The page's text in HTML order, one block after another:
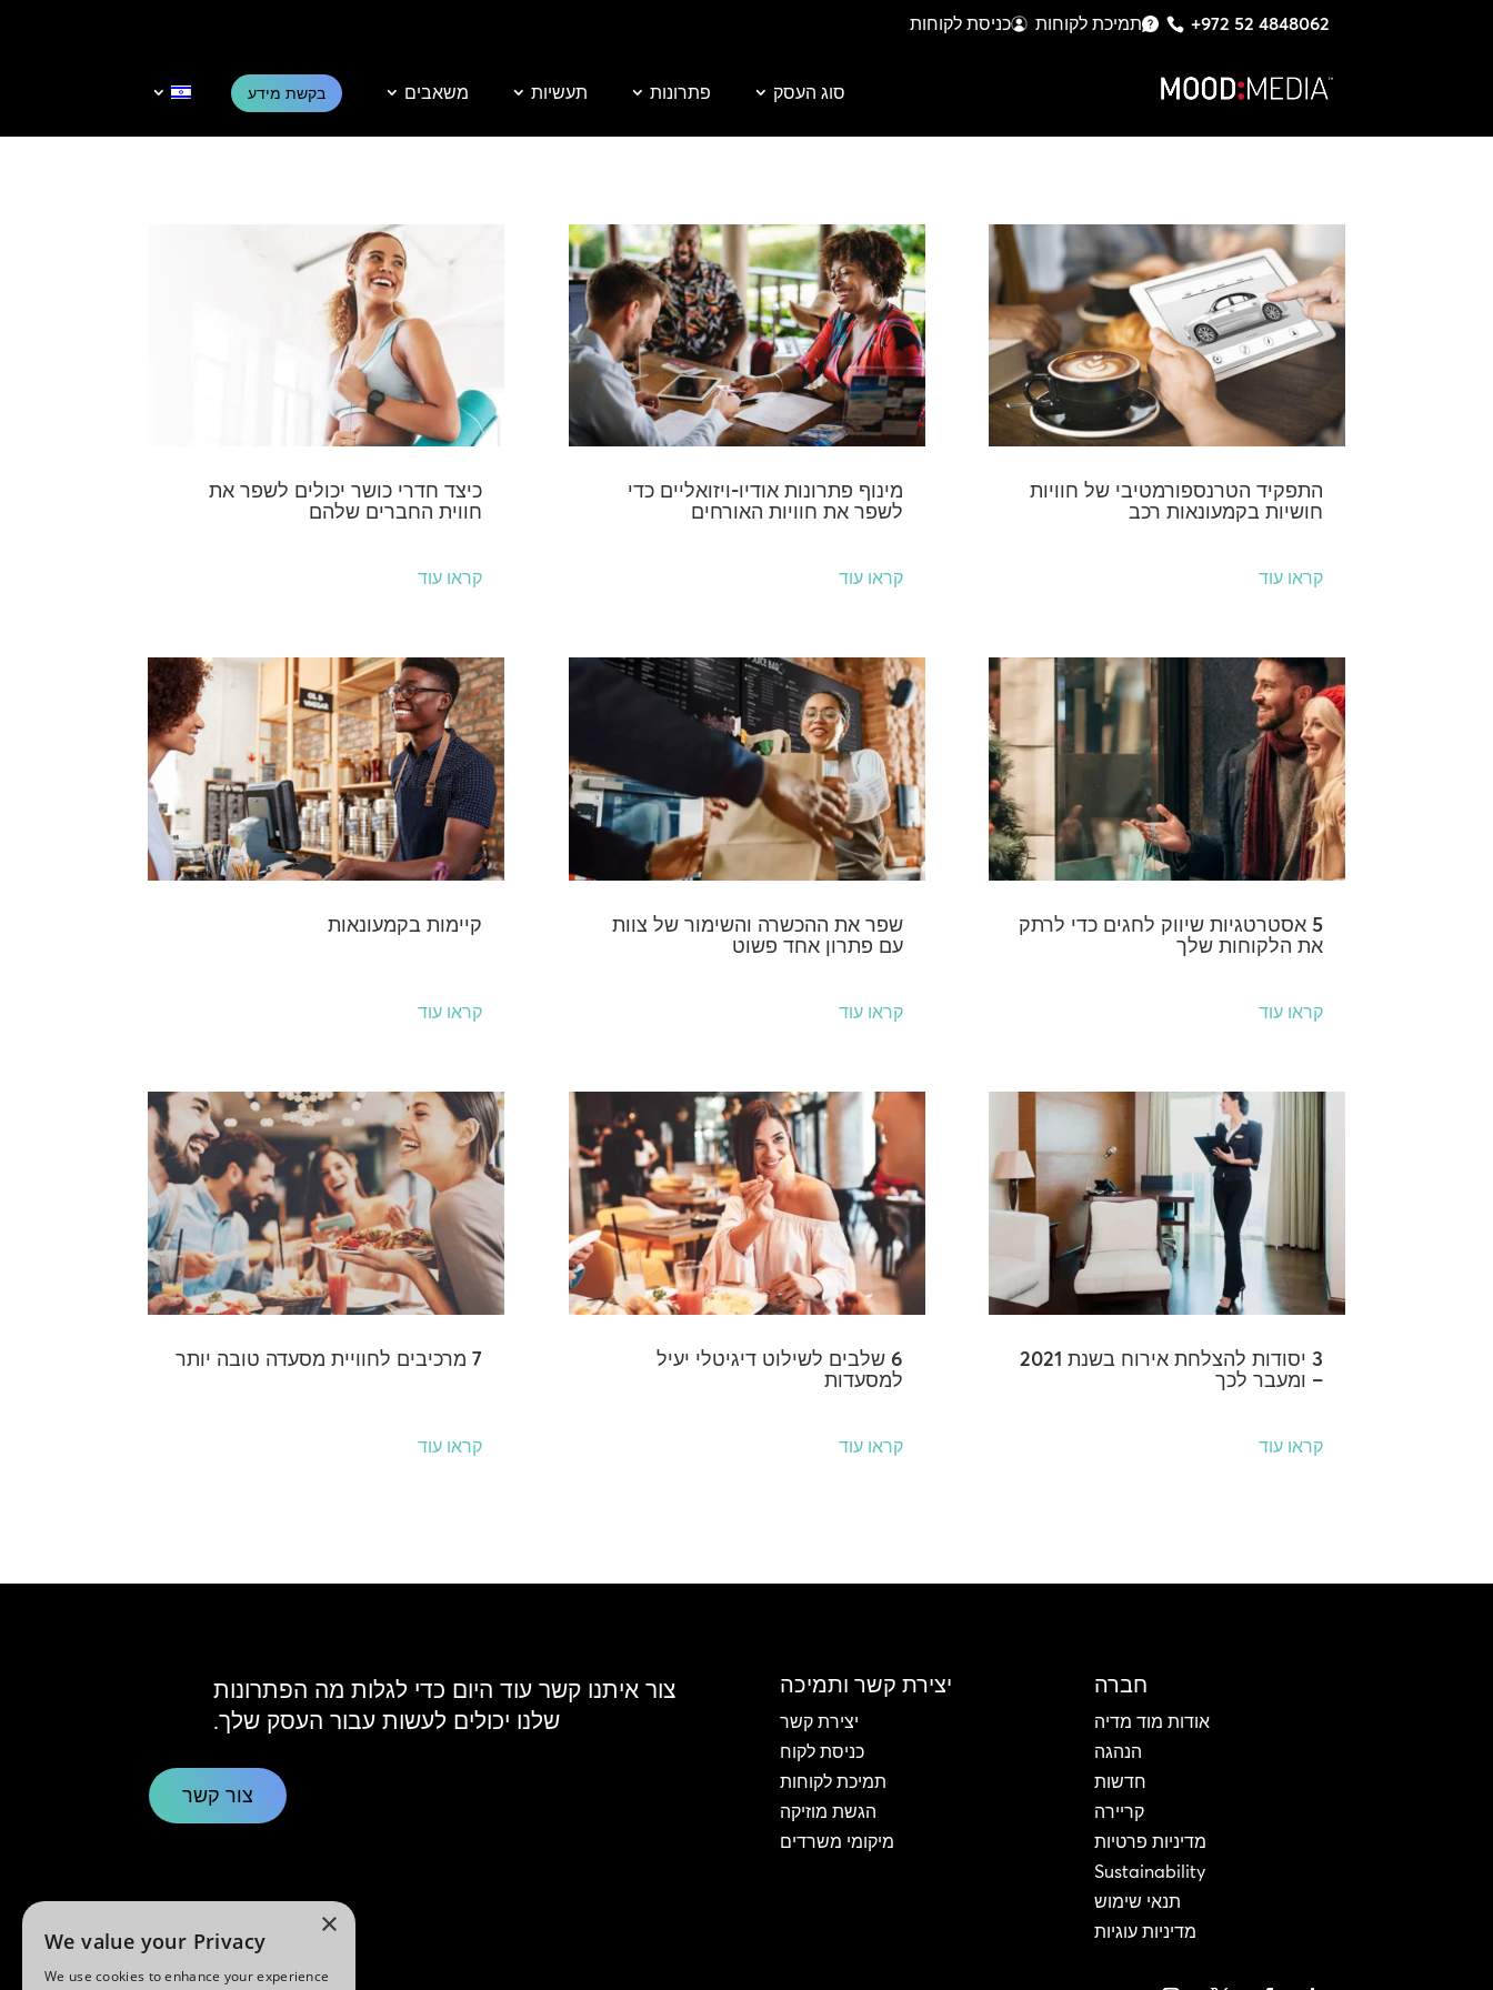
+972 52 4848062 תמיכת לקוחות כניסת לקוחות
סוג העסק פתרונות תעשיות משאבים בקשת מידע
התפקיד הטרנספורמטיבי של חוויות
חושיות בקמעונאות רכב
קראו עוד
5 אסטרטגיות שיווק לחגים כדי לרתק
את הלקוחות שלך
קראו עוד
3 יסודות להצלחת אירוח בשנת 2021
– ומעבר לכך
קראו עוד
מינוף פתרונות אודיו-ויזואליים כדי
לשפר את חוויות האורחים
קראו עוד
שפר את ההכשרה והשימור של צוות
עם פתרון אחד פשוט
קראו עוד
6 שלבים לשילוט דיגיטלי יעיל
למסעדות
קראו עוד
כיצד חדרי כושר יכולים לשפר את
חווית החברים שלהם
קראו עוד
קיימות בקמעונאות
קראו עוד
7 מרכיבים לחוויית מסעדה טובה יותר
קראו עוד
צור איתנו קשר עוד היום כדי לגלות מה הפתרונות
שלנו יכולים לעשות עבור העסק שלך.
צור קשר
יצירת קשר ותמיכה
יצירת קשר
כניסת לקוח
תמיכת לקוחות
הגשת מוזיקה
מיקומי משרדים
חברה
אודות מוד מדיה
הנהגה
חדשות
קריירה
מדיניות פרטיות
Sustainability
תנאי שימוש
מדיניות עוגיות
×
We value your Privacy
We use cookies to enhance your experience